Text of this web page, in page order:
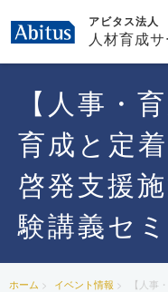
アビタス法人
人材育成
【人事・
育成と定
啓発支援
験講義セミ
ホーム イベント情報
【人事